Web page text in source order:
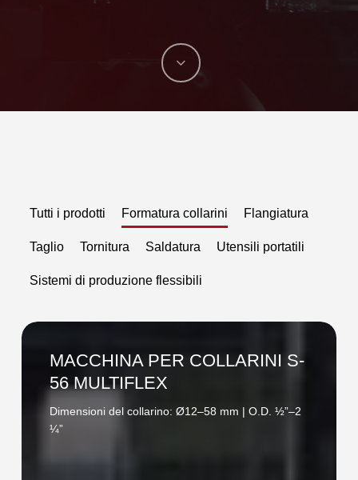
Tutti i prodotti Formatura collarini Flangiatura
Taglio Tornitura Saldatura Utensili portatili
Sistemi di produzione flessibili
MACCHINA
COLLARINI
MULTIFLEX
MACCHINA PER COLLARINI S-
56 MULTIFLEX
Dimensioni del collarino: Ø12–58 mm | O.D. ½”–2
¼”